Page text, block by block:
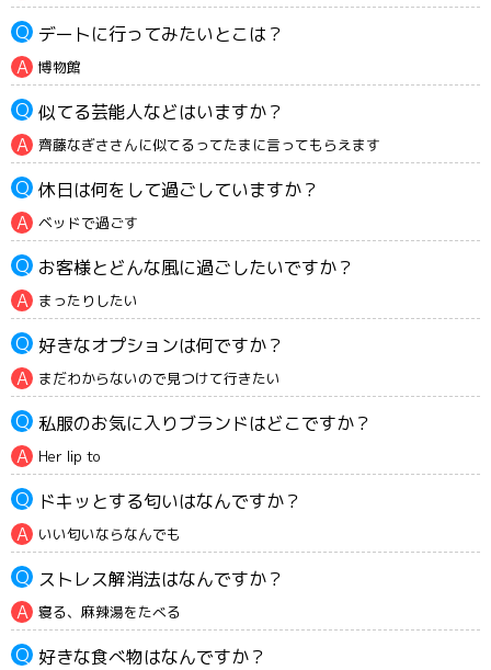
デートに行ってみたいとこは？
博物館
似てる芸能人などはいますか？
齊藤なぎささんに似てるってたまに言ってもらえます
休日は何をして過ごしていますか？
ベッドで過ごす
お客様とどんな風に過ごしたいですか？
まったりしたい
好きなオプションは何ですか？
まだわからないので見つけて行きたい
私服のお気に入りブランドはどこですか？
Her lip to
ドキッとする匂いはなんですか？
いい匂いならなんでも
ストレス解消法はなんですか？
寝る、麻辣湯をたべる
好きな食べ物はなんですか？